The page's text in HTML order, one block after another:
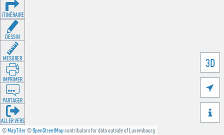
©MapTiler©OpenStreetMapcontributors for data outside of Luxembourg
3D


ITINÉRAIRE
DESSIN
MESURER
IMPRIMER
PARTAGER
ALLER VERS